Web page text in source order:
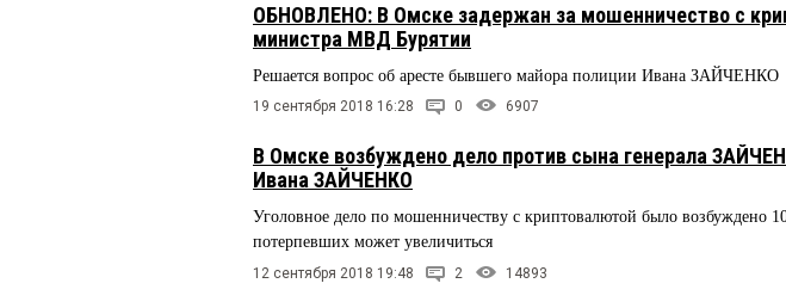
ОБНОВЛЕНО: В Омске задержан за мошенничество с
министра МВД Бурятии
Решается вопрос об аресте бывшего майора полиции Ивана ЗАЙЧЕНКО
19 сентября 2018 16:28 0 6907
В Омске возбуждено дело против сына генерала
Ивана ЗАЙЧЕНКО
Уголовное дело по мошенничеству с криптовалютой было возбуждено
потерпевших может увеличиться
12 сентября 2018 19:48 2 14893